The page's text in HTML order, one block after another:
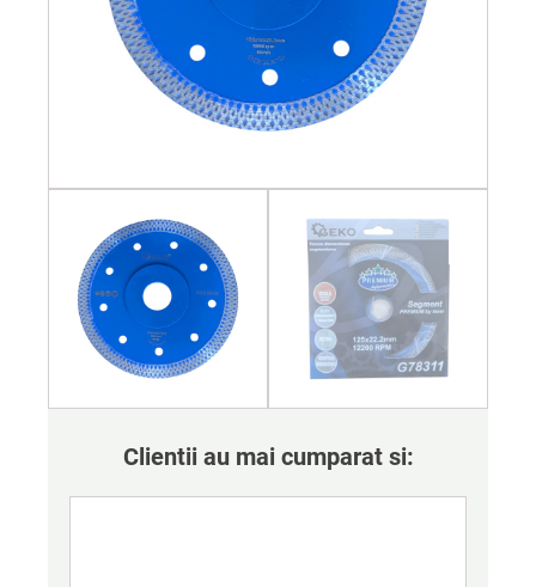
Clientii au mai cumparat si: